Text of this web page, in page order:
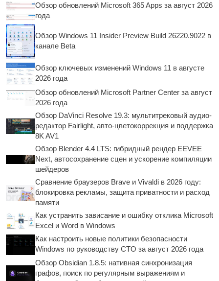
Обзор обновлений Microsoft 365 Apps за август 2026
года
Обзор Windows 11 Insider Preview Build 26220.9022 в
канале Beta
Обзор ключевых изменений Windows 11 в августе
2026 года
Обзор обновлений Microsoft Partner Center за август
2026 года
Обзор DaVinci Resolve 19.3: мультитрековый аудио-
редактор Fairlight, авто-цветокоррекция и поддержка
8K AV1
Обзор Blender 4.4 LTS: гибридный рендер EEVEE
Next, автосохранение сцен и ускорение компиляции
шейдеров
Сравнение браузеров Brave и Vivaldi в 2026 году:
блокировка рекламы, защита приватности и расход
памяти
Как устранить зависание и ошибку отклика Microsoft
Excel и Word в Windows
Как настроить новые политики безопасности
Windows по руководству CTO за август 2026 года
Обзор Obsidian 1.8.5: нативная синхронизация
графов, поиск по регулярным выражениям и